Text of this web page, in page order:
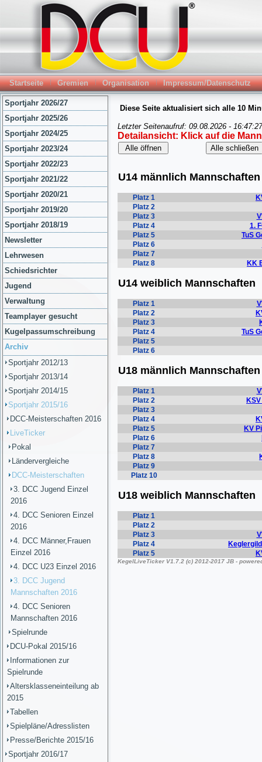
Startseite Gremien Organisation Impressum/Datenschutz
Sportjahr 2026/27
Sportjahr 2025/26
Sportjahr 2024/25
Sportjahr 2023/24
Sportjahr 2022/23
Sportjahr 2021/22
Sportjahr 2020/21
Sportjahr 2019/20
Sportjahr 2018/19
Newsletter
Lehrwesen
Schiedsrichter
Jugend
Verwaltung
Teamplayer gesucht
Kugelpassumschreibung
Archiv
Sportjahr 2012/13
Sportjahr 2013/14
Sportjahr 2014/15
Sportjahr 2015/16
DCC-Meisterschaften 2016
LiveTicker
Pokal
Ländervergleiche
DCC-Meisterschaften
3. DCC Jugend Einzel
2016
4. DCC Senioren Einzel
2016
4. DCC Männer,Frauen
Einzel 2016
4. DCC U23 Einzel 2016
3. DCC Jugend
Mannschaften 2016
4. DCC Senioren
Mannschaften 2016
Spielrunde
DCU-Pokal 2015/16
Informationen zur
Spielrunde
Altersklasseneinteilung ab
2015
Tabellen
Spielpläne/Adresslisten
Presse/Berichte 2015/16
Sportjahr 2016/17